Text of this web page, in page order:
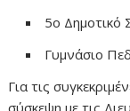
5ο Δημοτικό
Γυμνάσιο
Για τις
σύσκεψη με τις